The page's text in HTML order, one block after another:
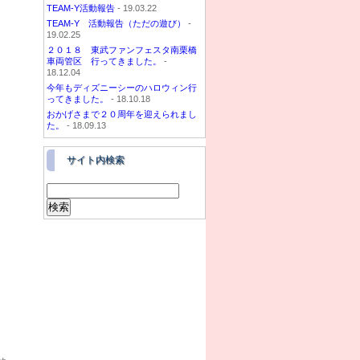
TEAM-Y活動報告 - 19.03.22
TEAM-Y 活動報告（ただの遊び）
-
19.02.25
２０１８ 東武ファンフェスタ南栗橋
車両管区 行ってきました。
-
18.12.04
今年もディズニーシーのハロウィン行
ってきました。
- 18.10.18
おかげさまで２０周年を迎えられまし
た。
- 18.09.13
サイト内検索